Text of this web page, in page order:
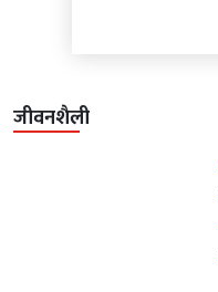
जीवनशैली